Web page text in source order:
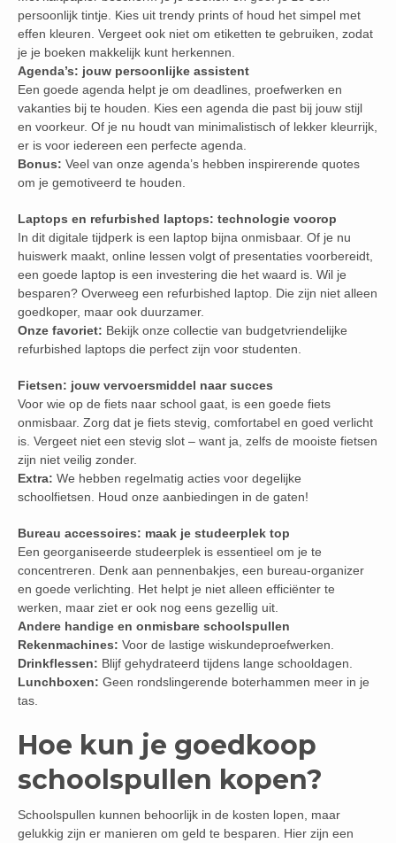
persoonlijk tintje. Kies uit trendy prints of houd het simpel met
effen kleuren. Vergeet ook niet om etiketten te gebruiken, zodat
je je boeken makkelijk kunt herkennen.
Agenda’s: jouw persoonlijke assistent
Een goede agenda helpt je om deadlines, proefwerken en
vakanties bij te houden. Kies een agenda die past bij jouw stijl
en voorkeur. Of je nu houdt van minimalistisch of lekker kleurrijk,
er is voor iedereen een perfecte agenda.
Bonus: Veel van onze agenda’s hebben inspirerende quotes
om je gemotiveerd te houden.
Laptops en refurbished laptops: technologie voorop
In dit digitale tijdperk is een laptop bijna onmisbaar. Of je nu
huiswerk maakt, online lessen volgt of presentaties voorbereidt,
een goede laptop is een investering die het waard is. Wil je
besparen? Overweeg een refurbished laptop. Die zijn niet alleen
goedkoper, maar ook duurzamer.
Onze favoriet: Bekijk onze collectie van budgetvriendelijke
refurbished laptops die perfect zijn voor studenten.
Fietsen: jouw vervoersmiddel naar succes
Voor wie op de fiets naar school gaat, is een goede fiets
onmisbaar. Zorg dat je fiets stevig, comfortabel en goed verlicht
is. Vergeet niet een stevig slot – want ja, zelfs de mooiste fietsen
zijn niet veilig zonder.
Extra: We hebben regelmatig acties voor degelijke
schoolfietsen. Houd onze aanbiedingen in de gaten!
Bureau accessoires: maak je studeerplek top
Een georganiseerde studeerplek is essentieel om je te
concentreren. Denk aan pennenbakjes, een bureau-organizer
en goede verlichting. Het helpt je niet alleen efficiënter te
werken, maar ziet er ook nog eens gezellig uit.
Andere handige en onmisbare schoolspullen
Rekenmachines: Voor de lastige wiskundeproefwerken.
Drinkflessen: Blijf gehydrateerd tijdens lange schooldagen.
Lunchboxen: Geen rondslingerende boterhammen meer in je
tas.
Hoe kun je goedkoop
schoolspullen kopen?
Schoolspullen kunnen behoorlijk in de kosten lopen, maar
gelukkig zijn er manieren om geld te besparen. Hier zijn een